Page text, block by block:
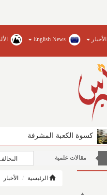
الأخبار English News
الفيصل يضخ المياه العذبة
مقالات علمية
مقالات إقتصادية
الرئيسية الأخبار